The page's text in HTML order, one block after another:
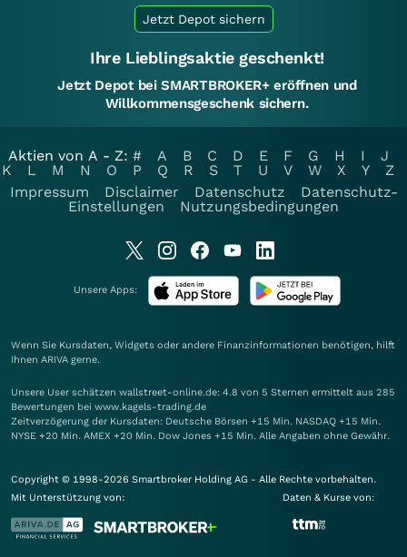
Jetzt Depot sichern
Ihre Lieblingsaktie geschenkt!
Jetzt Depot bei SMARTBROKER+ eröffnen und
Willkommensgeschenk sichern.
Aktien von A - Z: # A B C D E F G H I
J
K
L M N O P Q R S T U V W X Y
Z
Impressum
Disclaimer Datenschutz
Datenschutz-
Einstellungen
Nutzungsbedingungen
Unsere Apps:
Wenn Sie Kursdaten, Widgets oder andere Finanzinformationen benötigen, hilft
Ihnen ARIVA gerne.
Unsere User schätzen wallstreet-online.de: 4.8 von 5 Sternen ermittelt aus 285
Bewertungen bei www.kagels-trading.de
Zeitverzögerung der Kursdaten: Deutsche Börsen +15 Min. NASDAQ +15 Min.
NYSE +20 Min. AMEX +20 Min. Dow Jones +15 Min. Alle Angaben ohne Gewähr.
Copyright © 1998-2026 Smartbroker Holding AG - Alle Rechte vorbehalten.
Mit Unterstützung von:
Daten & Kurse von: